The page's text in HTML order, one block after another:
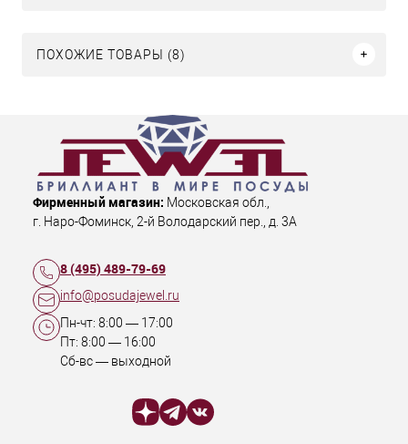
ПОХОЖИЕ ТОВАРЫ (8)
Фирменный магазин: Московская обл.,
г. Наро-Фоминск, 2-й Володарский пер., д. 3А
8 (495) 489-79-69
info@posudajewel.ru
Пн-чт: 8:00 — 17:00
Пт: 8:00 — 16:00
Сб-вс — выходной